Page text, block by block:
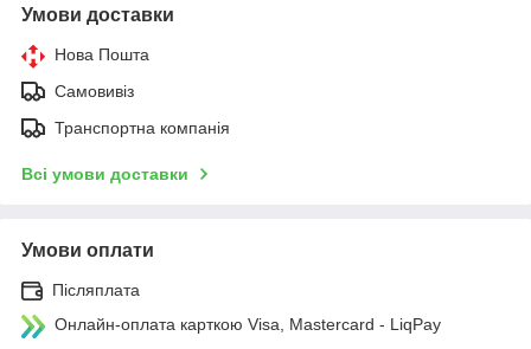
Умови доставки
Нова Пошта
Самовивіз
Транспортна компанія
Всі умови доставки
Умови оплати
Післяплата
Онлайн-оплата карткою Visa, Mastercard - LiqPay